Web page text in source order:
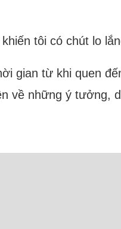
tôi có chút lo
gian từ khi quen
về những ý tưởng,